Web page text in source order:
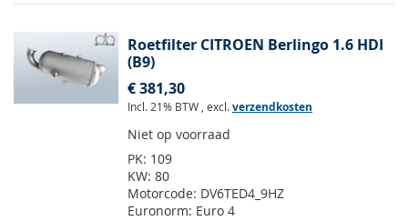
Roetfilter CITROEN Berlingo 1.6 HDI
(B9)
€ 381,30
Incl. 21% BTW , excl.verzendkosten
Niet op voorraad
PK: 109
KW: 80
Motorcode: DV6TED4_9HZ
Euronorm: Euro 4